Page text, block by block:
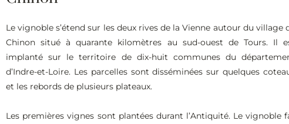
Le vignoble s’étend sur les deux rives de la Vienne autour du village
Chinon situé à quarante kilomètres au sud-ouest de Tours. Il
implanté sur le territoire de dix-huit communes du
d’Indre-et-Loire. Les parcelles sont disséminées sur quelques
et les rebords de plusieurs plateaux.
Les premières vignes sont plantées durant l’Antiquité. Le